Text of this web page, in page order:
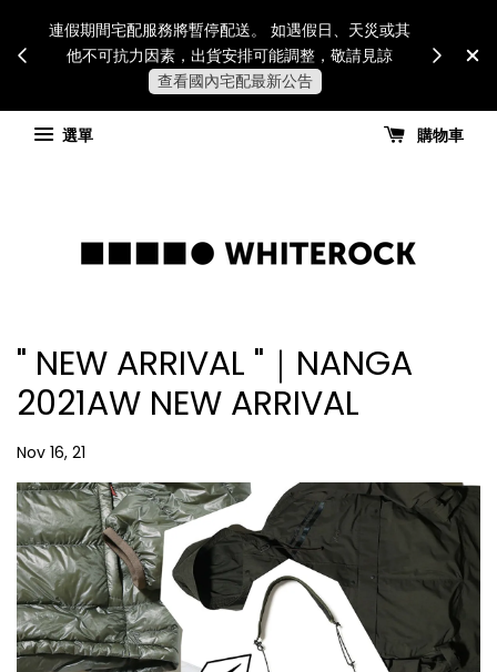
連假期間宅配服務將暫停配送。 如遇假日、天災或其
他不可抗力因素，出貨安排可能調整，敬請見諒
查看國內宅配最新公告
for all
國
選單
購物車
" NEW ARRIVAL "｜NANGA
2021AW NEW ARRIVAL
Nov 16, 21